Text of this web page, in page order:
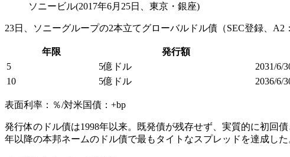
ソニービル(2017年6月25日、東京・銀座)
23日、ソニーグループの2本立てグローバルドル債（SEC登録、
年限 発行額
5
5億ドル 2031/6/
10
5億ドル 2036/6/
表面利率：％/対米国債：+bp
発行体のドル債は1998年以来。既発債が残存せず、実質的に初回
年以降の本邦ネームのドル債で最もタイトなスプレッドを達成し